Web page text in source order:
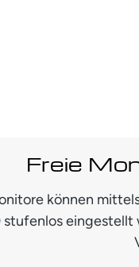
Freie
können
stufenlos